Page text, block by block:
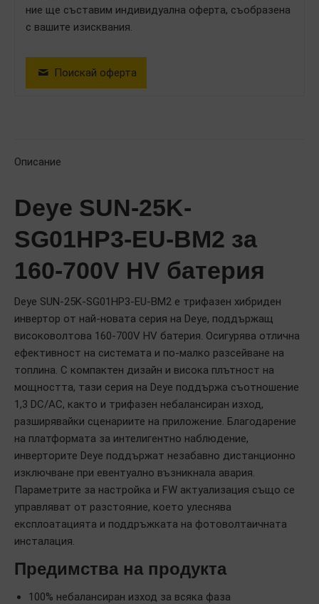
ние ще съставим индивидуална оферта, съобразена
с вашите изисквания.
Поискай оферта
Описание
Deye SUN-25K-
SG01HP3-EU-BM2 за
160-700V HV батерия
Deye SUN-25K-SG01HP3-EU-BM2 е трифазен хибриден
инвертор от най-новата серия на Deye, поддържащ
високоволтова 160-700V HV батерия. Осигурява отлична
ефективност на системата и по-малко разсейване на
топлина. С компактен дизайн и висока плътност на
мощността, тази серия на Deye поддържа съотношение
1,3 DC/AC, както и трифазен небалансиран изход,
разширявайки сценариите на приложение. Благодарение
на платформата за интелигентно наблюдение,
инверторите Deye поддържат незабавно дистанционно
изключване при евентуално възникнала авария.
Параметрите за настройка и FW актуализация също се
управляват от разстояние, което улеснява
експлоатацията и поддръжката на фотоволтаичната
инсталация.
Предимства на продукта
100% небалансиран изход за всяка фаза